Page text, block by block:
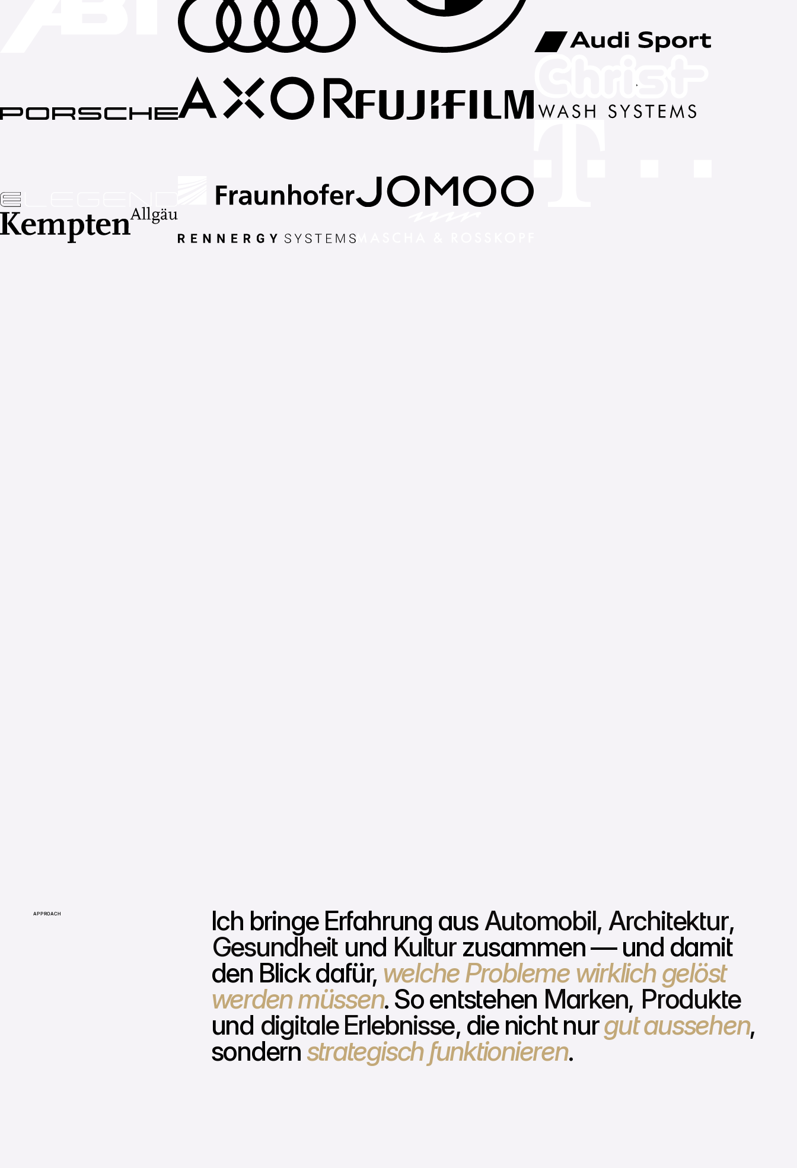
APPROACH Ich bringe Erfahrung ausAutomobil, Architektur,
Gesundheit und Kultur zusammen — und damit
den Blick dafür, welche Probleme wirklich gelöst
werden müssen. So entstehen Marken, Produkte
und digitale Erlebnisse, die nicht nurgut aussehen,
sondern strategisch funktionieren.